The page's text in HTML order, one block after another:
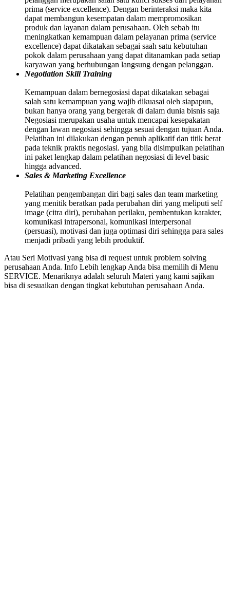
prima (service excellence). Dengan berinteraksi maka kita
dapat membangun kesempatan dalam mempromosikan
produk dan layanan dalam perusahaan. Oleh sebab itu
meningkatkan kemampuan dalam pelayanan prima (service
excellence) dapat dikatakan sebagai saah satu kebutuhan
pokok dalam perusahaan yang dapat ditanamkan pada setiap
karyawan yang berhubungan langsung dengan pelanggan.
Negotiation Skill Training
Kemampuan dalam bernegosiasi dapat dikatakan sebagai
salah satu kemampuan yang wajib dikuasai oleh siapapun,
bukan hanya orang yang bergerak di dalam dunia bisnis saja
Negosiasi merupakan usaha untuk mencapai kesepakatan
dengan lawan negosiasi sehingga sesuai dengan tujuan Anda.
Pelatihan ini dilakukan dengan penuh aplikatif dan titik berat
pada teknik praktis negosiasi. yang bila disimpulkan pelatihan
ini paket lengkap dalam pelatihan negosiasi di level basic
hingga advanced.
Sales & Marketing Excellence
Pelatihan pengembangan diri bagi sales dan team marketing
yang menitik beratkan pada perubahan diri yang meliputi self
image (citra diri), perubahan perilaku, pembentukan karakter,
komunikasi intrapersonal, komunikasi interpersonal
(persuasi), motivasi dan juga optimasi diri sehingga para sales
menjadi pribadi yang lebih produktif.
Atau Seri Motivasi yang bisa di request untuk problem solving
perusahaan Anda. Info Lebih lengkap Anda bisa memilih di Menu
SERVICE. Menariknya adalah seluruh Materi yang kami sajikan
bisa di sesuaikan dengan tingkat kebutuhan perusahaan Anda.